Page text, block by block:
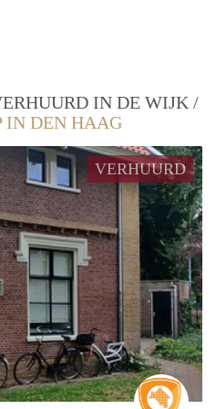
IN DE WIJK /
IN DEN HAAG
VERHUURD